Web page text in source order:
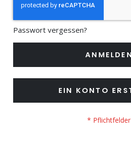
Passwort vergessen?
ANMELDEN
EIN KONTO